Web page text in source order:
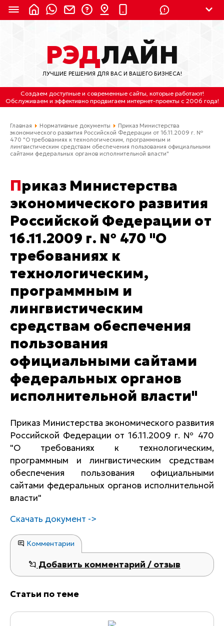
8 (800) 550-9899 (с 2:30 до 11:30 по
Мск)
Бесплатно по России
(4212) 658-653
(4212) 637-673
Хабаровск, ул.Гамарника, 64
info@lred.ru
Все контакты
РЭДЛАЙН
ЛУЧШИЕ РЕШЕНИЯ ДЛЯ ВАС И ВАШЕГО БИЗНЕСА!
Создаем доступные и современные сайты, которые работают!
Обслуживаем и эффективно продвигаем интернет-проекты с 2006 года!
Главная Нормативные документы
Приказ Министерства
экономического развития Российской Федерации от 16.11.2009 г. №
470 "О требованиях к технологическим, программным и
лингвистическим средствам обеспечения пользования официальными
сайтами федеральных органов исполнительной власти"
Приказ Министерства
экономического развития
Российской Федерации от
16.11.2009 г. № 470 "О
требованиях к
технологическим,
программным и
лингвистическим
средствам обеспечения
пользования
официальными сайтами
федеральных органов
исполнительной власти"
Приказ Министерства экономического развития
Российской Федерации от 16.11.2009 г. № 470
"О требованиях к технологическим,
программным и лингвистическим средствам
обеспечения пользования официальными
сайтами федеральных органов исполнительной
власти"
Скачать документ ->
Комментарии
Добавить комментарий / отзыв
Статьи по теме